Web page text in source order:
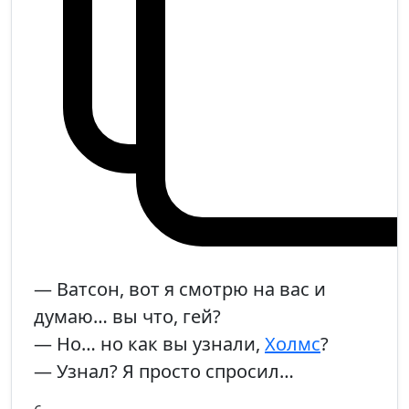
— Ватсон, вот я смотрю на вас и
думаю… вы что, гей?
— Но… но как вы узнали, Холмс?
— Узнал? Я просто спросил…